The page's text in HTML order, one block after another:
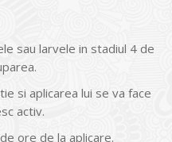
sau larvele in stadiul 4 de
si aplicarea lui se va face
activ.
ore de la aplicare.